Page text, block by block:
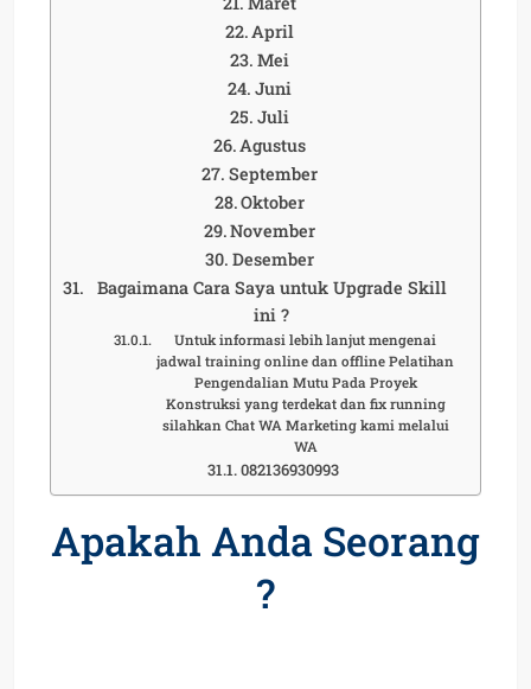
April
Mei
Juni
Juli
Agustus
September
Oktober
November
Desember
Bagaimana Cara Saya untuk Upgrade Skill
ini ?
Untuk informasi lebih lanjut mengenai
jadwal training online dan offline Pelatihan
Pengendalian Mutu Pada Proyek
Konstruksi yang terdekat dan fix running
silahkan Chat WA Marketing kami melalui
WA
082136930993
Apakah Anda Seorang
?